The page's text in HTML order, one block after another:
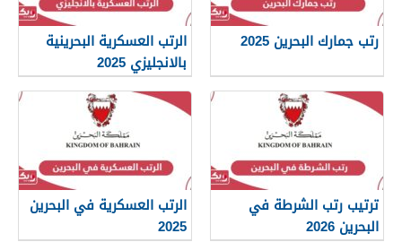
رتب جمارك البحرين 2025
الرتب العسكرية البحرينية
بالانجليزي 2025
ترتيب رتب الشرطة في
البحرين 2026
الرتب العسكرية في البحرين
2025